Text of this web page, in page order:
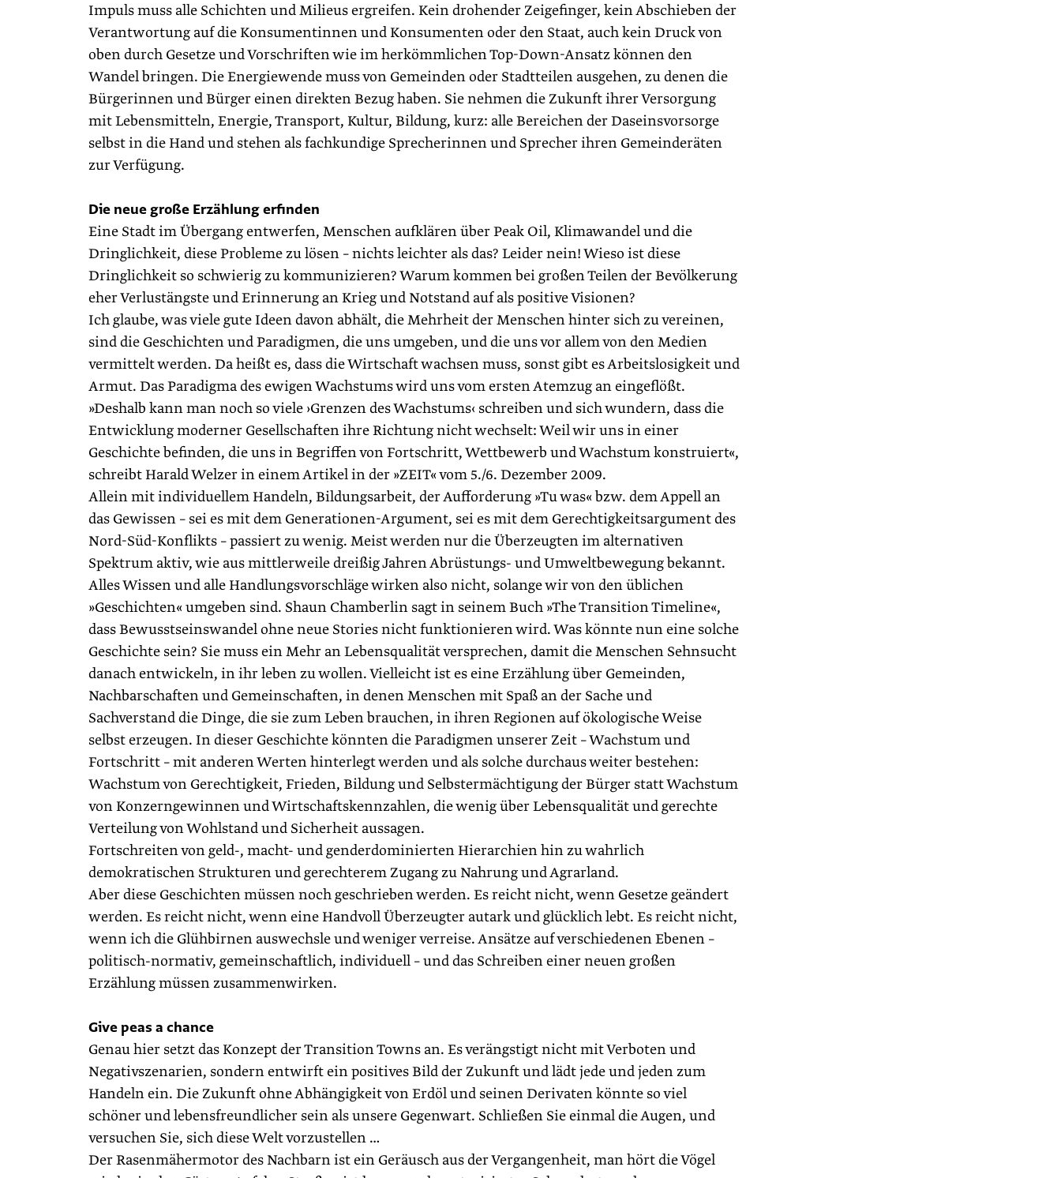
Impuls muss alle Schichten und Milieus ergreifen. Kein drohender Zeigefinger, kein Abschieben der
Verantwortung auf die Konsumentinnen und Konsumenten oder den Staat, auch kein Druck von
oben durch Gesetze und Vorschriften wie im herkömmlichen Top-Down-Ansatz können den
Wandel bringen. Die Energiewende muss von Gemeinden oder Stadtteilen ausgehen, zu denen die
Bürgerinnen und Bürger einen direkten Bezug haben. Sie nehmen die Zukunft ihrer Versorgung
mit Lebensmitteln, Energie, Transport, Kultur, ­Bildung, kurz: alle Bereichen der Daseinsvorsorge
selbst in die Hand und stehen als fachkundige Sprecherinnen und Sprecher ihren Gemeinderäten
zur Verfügung.
Die neue große Erzählung erfinden
Eine Stadt im Übergang entwerfen, Menschen aufklären über Peak Oil, Klimawandel und die
Dringlichkeit, diese Probleme zu lösen – nichts leichter als das? Leider nein! Wieso ist diese
Dringlichkeit so schwierig zu kommunizieren? Warum kommen bei großen Teilen der Bevölkerung
eher Verlustängste und Erinnerung an Krieg und Notstand auf als positive Visionen?
Ich glaube, was viele gute Ideen davon abhält, die Mehrheit der Menschen hinter sich zu vereinen,
sind die Geschichten und Paradigmen, die uns umgeben, und die uns vor allem von den Medien
vermittelt werden. Da heißt es, dass die Wirtschaft wachsen muss, sonst gibt es Arbeitslosigkeit und
Armut. Das Paradigma des ewigen Wachstums wird uns vom ersten Atemzug an eingeflößt.
»Deshalb kann man noch so viele ›Grenzen des Wachstums‹ schreiben und sich wundern, dass die
Entwicklung moderner Gesellschaften ihre Richtung nicht wechselt: Weil wir uns in einer
Geschichte befinden, die uns in Begriffen von Fortschritt, Wettbewerb und Wachstum konstruiert«,
schreibt Harald Welzer in einem Artikel in der »ZEIT« vom 5./6. Dezember 2009.
Allein mit individuellem Handeln, Bildungsarbeit, der Aufforderung »Tu was« bzw. dem Appell an
das Gewissen – sei es mit dem Generationen-Argument, sei es mit dem Gerechtigkeitsargument des
Nord-Süd-Konflikts – passiert zu wenig. Meist werden nur die Überzeugten im alternativen
Spektrum aktiv, wie aus mittlerweile dreißig Jahren Abrüstungs- und Umweltbewegung bekannt.
Alles Wissen und alle Handlungsvorschläge wirken also nicht, solange wir von den üblichen
»Geschichten« umgeben sind. Shaun Chamberlin sagt in seinem Buch »The Transition Timeline«,
dass Bewusstseinswandel ohne neue Stories nicht funktionieren wird. Was könnte nun eine solche
Geschichte sein? Sie muss ein Mehr an Lebensqualität versprechen, damit die Menschen Sehnsucht
danach entwickeln, in ihr leben zu wollen. Vielleicht ist es eine Erzählung über Gemeinden,
Nachbarschaften und Gemeinschaften, in denen Menschen mit Spaß an der Sache und
Sachverstand die Dinge, die sie zum Leben brauchen, in ihren Regionen auf ökologische Weise
selbst erzeugen. In dieser Geschichte könnten die Paradigmen unserer Zeit – Wachstum und
Fortschritt – mit anderen Werten hinterlegt werden und als solche durchaus weiter bestehen:
Wachstum von Gerechtigkeit, Frieden, Bildung und Selbstermächtigung der Bürger statt Wachstum
von Konzerngewinnen und Wirtschaftskennzahlen, die wenig über Lebensqualität und gerechte
Verteilung von Wohlstand und Sicherheit aussagen.
Fortschreiten von geld-, macht- und genderdominierten Hierarchien hin zu wahrlich
demokratischen Strukturen und gerechterem Zugang zu Nahrung und Agrarland.
Aber diese Geschichten müssen noch geschrieben werden. Es reicht nicht, wenn Gesetze geändert
werden. Es reicht nicht, wenn eine Handvoll Überzeugter autark und glücklich lebt. Es reicht nicht,
wenn ich die Glühbirnen auswechsle und weniger verreise. Ansätze auf verschiedenen Ebenen –
politisch-normativ, gemeinschaftlich, individuell – und das Schreiben einer neuen großen
Erzählung müssen zusammenwirken.
Give peas a chance
Genau hier setzt das Konzept der Transition Towns an. Es verängstigt nicht mit Verboten und
Negativszenarien, sondern entwirft ein positives Bild der Zukunft und lädt jede und jeden zum
Handeln ein. Die Zukunft ohne Abhängigkeit von Erdöl und seinen Derivaten könnte so viel
schöner und lebensfreundlicher sein als unsere Gegenwart. Schließen Sie einmal die Augen, und
versuchen Sie, sich diese Welt vorzustellen …
Der Rasenmähermotor des Nachbarn ist ein Geräusch aus der Vergangenheit, man hört die Vögel